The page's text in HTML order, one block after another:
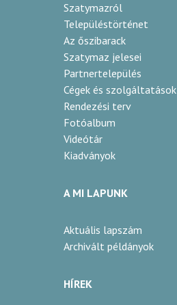
Szatymazról
Településtörténet
Az őszibarack
Szatymaz jelesei
Partnertelepülés
Cégek és szolgáltatások
Rendezési terv
Fotóalbum
Videótár
Kiadványok
A MI LAPUNK
Aktuális lapszám
Archivált példányok
HÍREK